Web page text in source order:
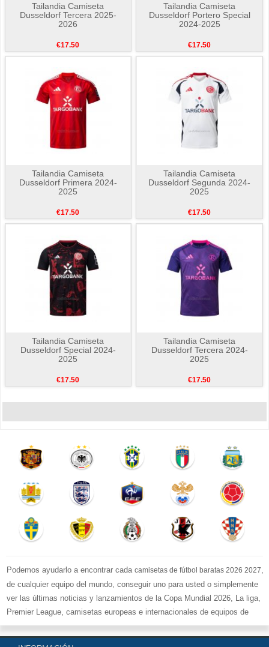
Tailandia Camiseta
Dusseldorf Tercera 2025-
2026
€17.50
Tailandia Camiseta
Dusseldorf Portero Special
2024-2025
€17.50
Tailandia Camiseta
Dusseldorf Primera 2024-
2025
€17.50
Tailandia Camiseta
Dusseldorf Segunda 2024-
2025
€17.50
Tailandia Camiseta
Dusseldorf Special 2024-
2025
€17.50
Tailandia Camiseta
Dusseldorf Tercera 2024-
2025
€17.50
Podemos ayudarlo a encontrar cada camisetas de fútbol baratas 2026 2027,
de cualquier equipo del mundo, conseguir uno para usted o simplemente
ver las últimas noticias y lanzamientos de la Copa Mundial 2026, La liga,
Premier League, camisetas europeas e internacionales de equipos de
fútbol y kits.
Comprecamisetas de fútbol baratas replicasen la tienda deportiva